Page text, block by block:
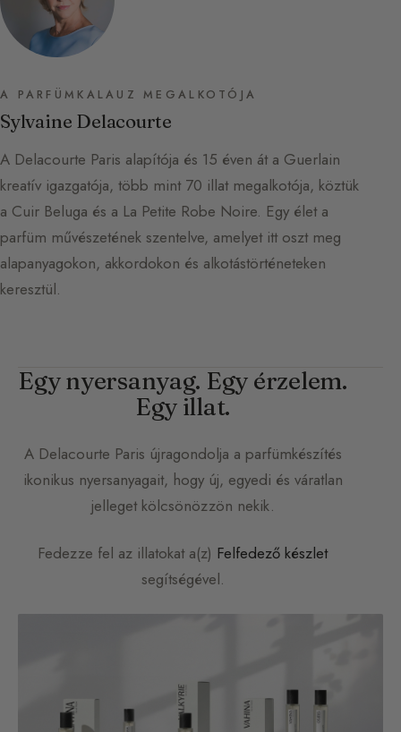
A PARFÜMKALAUZ MEGALKOTÓJA
Sylvaine Delacourte
A Delacourte Paris alapítója és 15 éven át a Guerlain
kreatív igazgatója, több mint 70 illat megalkotója, köztük
a Cuir Beluga és a La Petite Robe Noire. Egy élet a
parfüm művészetének szentelve, amelyet itt oszt meg
alapanyagokon, akkordokon és alkotástörténeteken
keresztül.
Egy nyersanyag. Egy érzelem.
Egy illat.
A Delacourte Paris újragondolja a parfümkészítés
ikonikus nyersanyagait, hogy új, egyedi és váratlan
jelleget kölcsönözzön nekik.
Fedezze fel az illatokat a(z) Felfedező készlet
segítségével.